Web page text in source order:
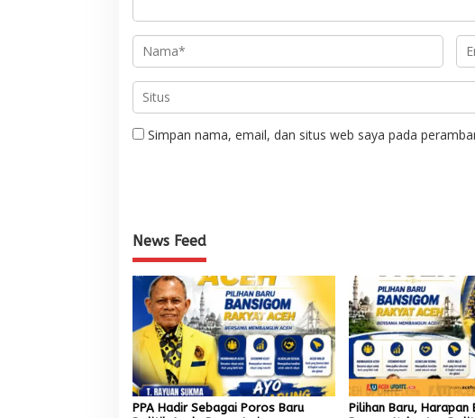
Simpan nama, email, dan situs web saya pada
News Feed
PPA Hadir Sebagai Poros Baru
Pilihan Baru, Harapan